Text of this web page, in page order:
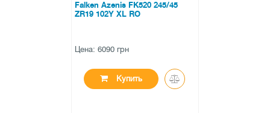
Falken Azenis FK520 245/45
ZR19 102Y XL RO
Цена: 6090 грн
Купить